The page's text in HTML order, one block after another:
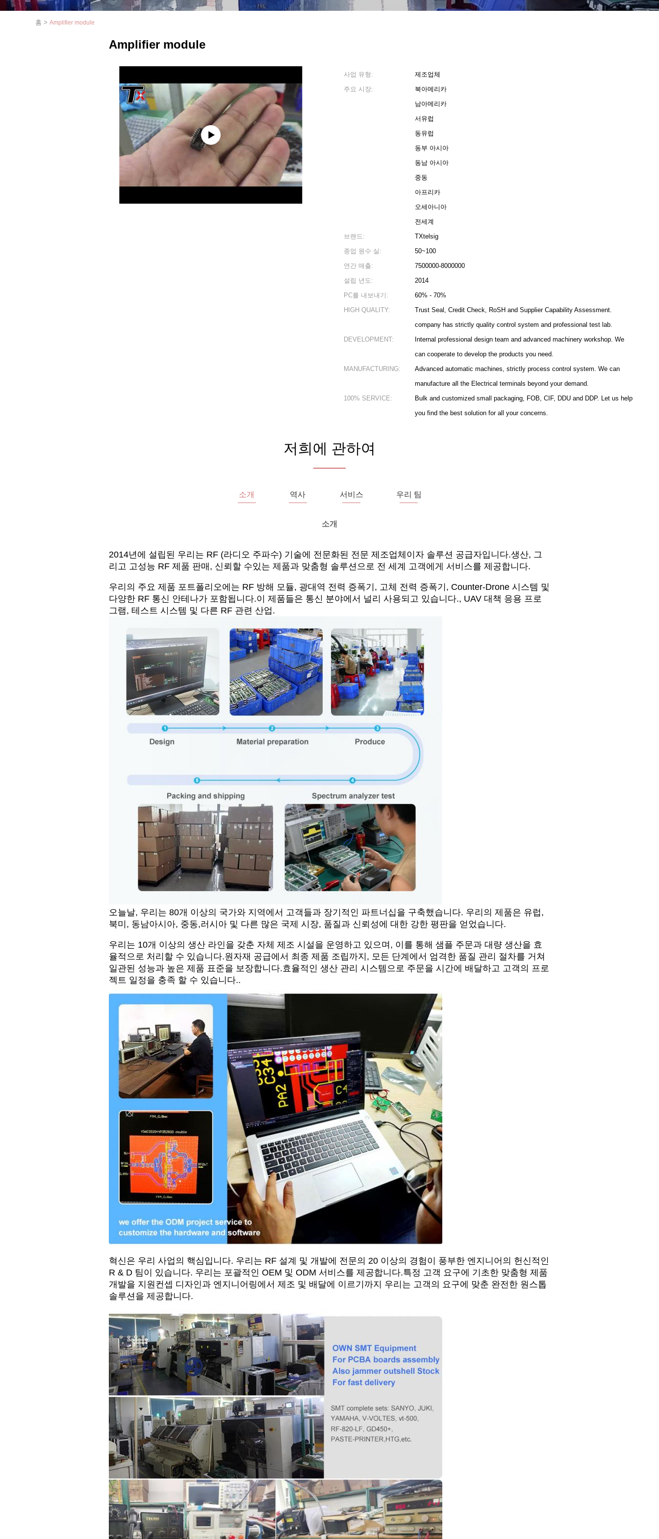
홈 > Amplifier module
Amplifier module
1 2 3 4 5
사업 유형:
제조업체
주요 시장:
북아메리카
남아메리카
서유럽
동유럽
동부 아시아
동남 아시아
중동
아프리카
오세아니아
전세계
브랜드:
TXtelsig
종업 원수 실:
50~100
연간 매출:
7500000-8000000
설립 년도:
2014
PC를 내보내기:
60% - 70%
HIGH QUALITY:
Trust Seal, Credit Check, RoSH and Supplier Capability Assessment.
company has strictly quality control system and professional test lab.
DEVELOPMENT:
Internal professional design team and advanced machinery workshop. We
can cooperate to develop the products you need.
MANUFACTURING:
Advanced automatic machines, strictly process control system. We can
manufacture all the Electrical terminals beyond your demand.
100% SERVICE:
Bulk and customized small packaging, FOB, CIF, DDU and DDP. Let us help
you find the best solution for all your concerns.
저희에 관하여
소개 역사 서비스 우리 팀
소개
2014년에 설립된 우리는 RF (라디오 주파수) 기술에 전문화된 전문 제조업체이자 솔루션 공급자입니다.생산, 그
리고 고성능 RF 제품 판매, 신뢰할 수있는 제품과 맞춤형 솔루션으로 전 세계 고객에게 서비스를 제공합니다.
우리의 주요 제품 포트폴리오에는 RF 방해 모듈, 광대역 전력 증폭기, 고체 전력 증폭기, Counter-Drone 시스템 및
다양한 RF 통신 안테나가 포함됩니다.이 제품들은 통신 분야에서 널리 사용되고 있습니다., UAV 대책 응용 프로
그램, 테스트 시스템 및 다른 RF 관련 산업.
오늘날, 우리는 80개 이상의 국가와 지역에서 고객들과 장기적인 파트너십을 구축했습니다. 우리의 제품은 유럽,
북미, 동남아시아, 중동,러시아 및 다른 많은 국제 시장, 품질과 신뢰성에 대한 강한 평판을 얻었습니다.
우리는 10개 이상의 생산 라인을 갖춘 자체 제조 시설을 운영하고 있으며, 이를 통해 샘플 주문과 대량 생산을 효
율적으로 처리할 수 있습니다.원자재 공급에서 최종 제품 조립까지, 모든 단계에서 엄격한 품질 관리 절차를 거쳐
일관된 성능과 높은 제품 표준을 보장합니다.효율적인 생산 관리 시스템으로 주문을 시간에 배달하고 고객의 프로
젝트 일정을 충족 할 수 있습니다..
혁신은 우리 사업의 핵심입니다. 우리는 RF 설계 및 개발에 전문의 20 이상의 경험이 풍부한 엔지니어의 헌신적인
R & D 팀이 있습니다. 우리는 포괄적인 OEM 및 ODM 서비스를 제공합니다.특정 고객 요구에 기초한 맞춤형 제품
개발을 지원컨셉 디자인과 엔지니어링에서 제조 및 배달에 이르기까지 우리는 고객의 요구에 맞춘 완전한 원스톱
솔루션을 제공합니다.